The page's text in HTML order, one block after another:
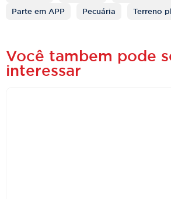
Parte em APP
Pecuária Terreno
Você tambem pode
interessar